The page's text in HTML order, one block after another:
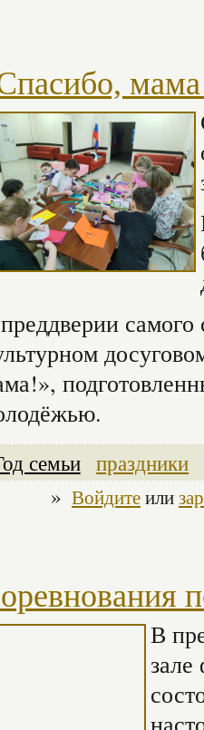
самого
семьи праздники
» Войдитеили
В
зале